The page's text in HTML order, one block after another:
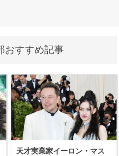
おすすめ記事
天才実業家イーロン・マス